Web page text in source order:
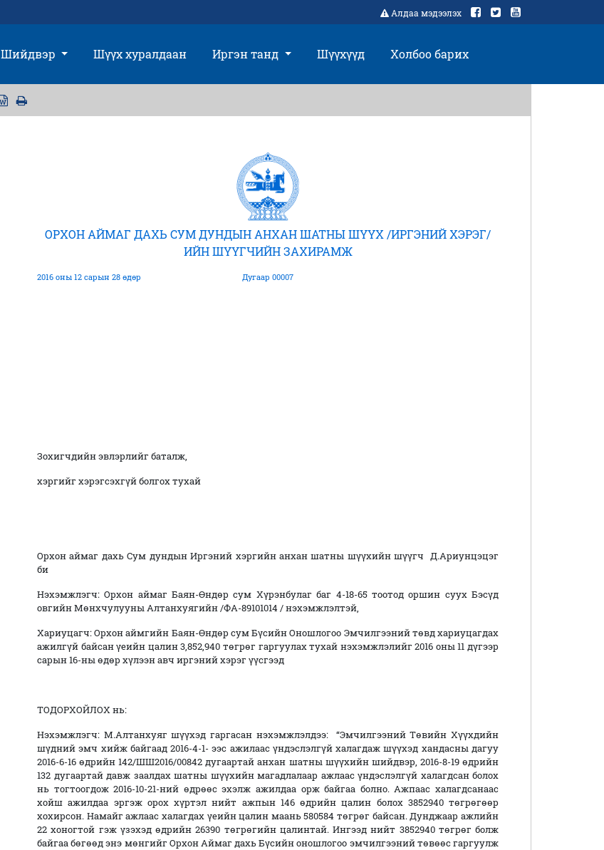
Алдаа мэдээлэх
Шийдвэр Шүүх хуралдаан Иргэн танд Шүүхүүд Холбоо барих
ОРХОН АЙМАГ ДАХЬ СУМ ДУНДЫН АНХАН ШАТНЫ ШҮҮХ /ИРГЭНИЙ ХЭРЭГ/
ИЙН ШҮҮГЧИЙН ЗАХИРАМЖ
2016 оны 12 сарын 28 өдөр Дугаар 00007
Зохигчдийн эвлэрлийг баталж,
хэргийг хэрэгсэхгүй болгох тухай
Орхон аймаг дахь Сум дундын Иргэний хэргийн анхан шатны шүүхийн шүүгч Д.Ариунцэцэг
би
Нэхэмжлэгч: Орхон аймаг Баян-Өндөр сум Хүрэнбулаг баг 4-18-65 тоотод оршин суух Бэсүд
овгийн Мөнхчулууны Алтанхуягийн /ФА-89101014 / нэхэмжлэлтэй,
Хариуцагч: Орхон аймгийн Баян-Өндөр сум Бүсийн Оношлогоо Эмчилгээний төвд хариуцагдах
ажилгүй байсан үеийн цалин 3,852,940 төгрөг гаргуулах тухай нэхэмжлэлийг 2016 оны 11 дүгээр
сарын 16-ны өдөр хүлээн авч иргэний хэрэг үүсгээд
ТОДОРХОЙЛОХ нь:
Нэхэмжлэгч: М.Алтанхуяг шүүхэд гаргасан нэхэмжлэлдээ: “Эмчилгээний Төвийн Хүүхдийн
шүдний эмч хийж байгаад 2016-4-1- ээс ажилаас үндэслэлгүй халагдаж шүүхэд хандасны дагуу
2016-6-16 өдрийн 142/ШШ2016/00842 дугаартай анхан шатны шүүхийн шийдвэр, 2016-8-19 өдрийн
132 дугаартай давж заалдах шатны шүүхийн магадлалаар ажлаас үндэслэлгүй халагдсан болох
нь тогтоогдож 2016-10-21-ний өдрөөс эхэлж ажилдаа орж байгаа болно. Ажпаас халагдсанаас
хойш ажилдаа эргэж орох хүртэл нийт ажпын 146 өдрийн цалин болох 3852940 төгрөгөөр
хохирсон. Намайг ажлаас халагдах үеийн цалин маань 580584 төгрөг байсан. Дунджаар ажлийн
22 хоногтой гэж үзэхэд өдрийн 26390 төгрөгийн цалинтай. Ингээд нийт 3852940 төгрөг болж
байгаа бөгөөд энэ мөнгийг Орхон Аймаг дахь Бүсийн оношлогоо эмчилгээний төвөөс гаргуулж